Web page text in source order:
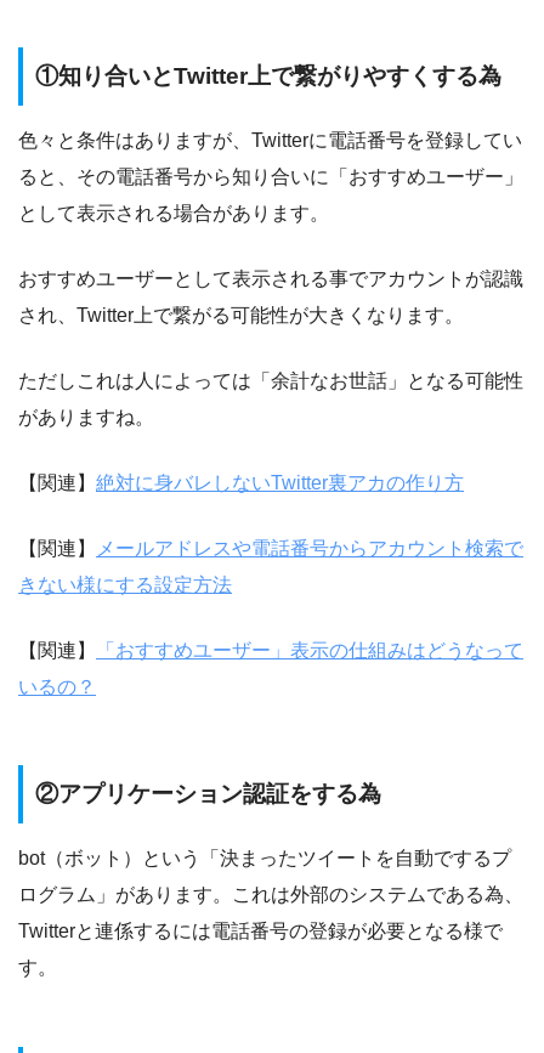
①知り合いとTwitter上で繋がりやすくする為
色々と条件はありますが、Twitterに電話番号を登録してい
ると、その電話番号から知り合いに「おすすめユーザー」
として表示される場合があります。
おすすめユーザーとして表示される事でアカウントが認識
され、Twitter上で繋がる可能性が大きくなります。
ただしこれは人によっては「余計なお世話」となる可能性
がありますね。
【関連】 絶対に身バレしないTwitter裏アカの作り方
【関連】
メールアドレスや電話番号からアカウント検索で
きない様にする設定方法
【関連】
「おすすめユーザー」表示の仕組みはどうなって
いるの？
②アプリケーション認証をする為
bot（ボット）という「決まったツイートを自動でするプ
ログラム」があります。これは外部のシステムである為、
Twitterと連係するには電話番号の登録が必要となる様で
す。